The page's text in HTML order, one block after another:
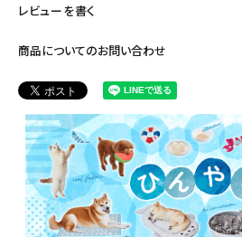
レビューを書く
商品についてのお問い合わせ